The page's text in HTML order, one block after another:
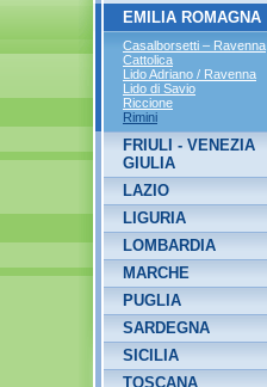
EMILIA ROMAGNA
Casalborsetti – Ravenna
Cattolica
Lido Adriano / Ravenna
Lido di Savio
Riccione
Rimini
FRIULI - VENEZIA
GIULIA
LAZIO
LIGURIA
LOMBARDIA
MARCHE
PUGLIA
SARDEGNA
SICILIA
TOSCANA